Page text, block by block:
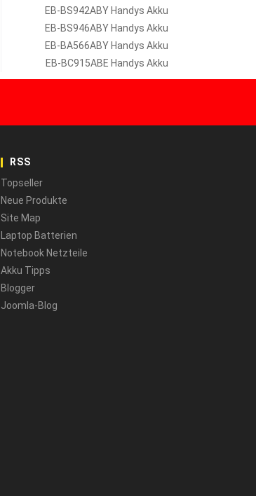
EB-BS942ABY Handys Akku
EB-BS946ABY Handys Akku
EB-BA566ABY Handys Akku
EB-BC915ABE Handys Akku
RSS
Topseller
Neue Produkte
Site Map
Laptop Batterien
Notebook Netzteile
Akku Tipps
Blogger
Joomla-Blog